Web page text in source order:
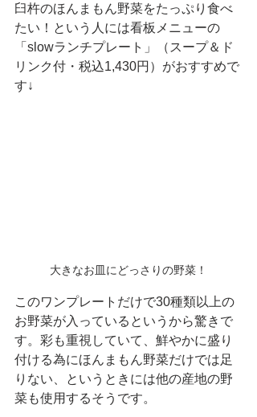
臼杵のほんまもん野菜をたっぷり食べ
たい！という人には看板メニューの
「slowランチプレート」（スープ＆ド
リンク付・税込1,430円）がおすすめで
す↓
大きなお皿にどっさりの野菜！
このワンプレートだけで30種類以上の
お野菜が入っているというから驚きで
す。彩も重視していて、鮮やかに盛り
付ける為にほんまもん野菜だけでは足
りない、というときには他の産地の野
菜も使用するそうです。